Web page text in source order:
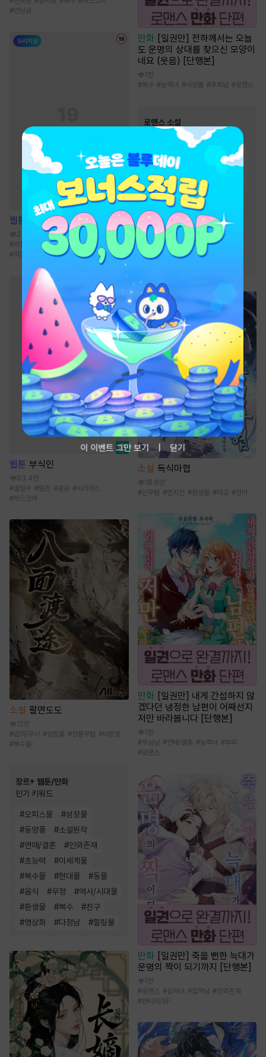
#연상공
웹툰 원스 어폰 어 타임
271.7만
#까칠남 모솔녀 인외존재
서양풍
#직진녀
웹툰 부식인
93.4만
#굴림수 #혐관 #광공 #시리어스
#하드코어
소설 팔면도도
12만
#검객/무사 #성장물 #전통무협 #비장함
#복수물
장르+ 웹툰/만화
인기 키워드
#오피스물 #성장물
#동양풍 #소설원작
#연애/결혼 #인외존재
#초능력 #이세계물
#복수물 #현대물 #동물
#음식 #우정 #역사/시대물
#환생물 #복수 #친구
#영상화 #다정남 #힐링물
만화 [일권만] 전하께서는 오늘
도 운명의 상대를 찾으신 모양이
네요 (웃음) [단행본]
1천
#복수 #능력녀 #서양풍 #후회남 #로맨스
로맨스 소설
인기 키워드
#절륜남
상처남
#
다정남
#재벌남 #능력녀
#왕족/귀족 #운명적사랑
#
순정남 #소유욕/집착
# 몸정>맘정 #
상처녀
# 순진녀 고수위
#능력남
소설 독식마협
18.6만
#신무협 #먼치킨 #환생물 #마교 #천마
만화 [일권만] 내게 간섭하지 않
겠다던 냉정한 남편이 어째선지
저만 바라봅니다 [단행본]
1천
#무심남 #연애/결혼 #능력녀 #부부
#로맨스
만화 [일권만] 죽을 뻔한 늑대가
운명의 짝이 되기까지 [단행본]
1천
#로맨스 #상처녀 #집착남 #인외존재
#판타지/SF
이 이벤트 그만 보기 닫기